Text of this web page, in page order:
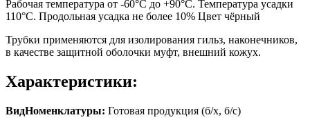
Рабочая температура от -60°С до +90°С. Температура усадки
110°С. Продольная усадка не более 10% Цвет чёрный
Трубки применяются для изолирования гильз, наконечников,
в качестве защитной оболочки муфт, внешний кожух.
Характеристики:
ВидНоменклатуры: Готовая продукция (б/х, б/с)